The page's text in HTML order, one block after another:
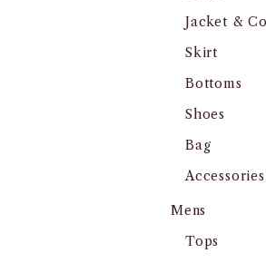
Jacket &
Skirt
Bottoms
Shoes
Bag
Accessories
Mens
Tops